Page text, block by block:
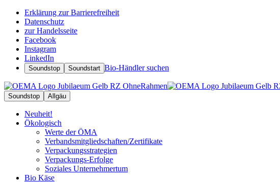
Erklärung zur Barrierefreiheit
Datenschutz
zur Handelsseite
Facebook
Instagram
LinkedIn
Soundstop Soundstart Bio-Händler suchen
Soundstop Allgäu
Neuheit!
Ökologisch
Werte der ÖMA
Verbandsmitgliedschaften/Zertifikate
Verpackungsstrategien
Verpackungs-Erfolge
Soziales Unternehmertum
Bio Käse